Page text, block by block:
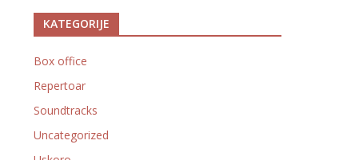
KATEGORIJE
Box office
Repertoar
Soundtracks
Uncategorized